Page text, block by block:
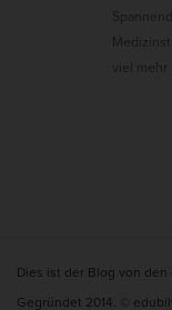
viel mehr
Dies ist der Blog von
Gegründet 2014. ©